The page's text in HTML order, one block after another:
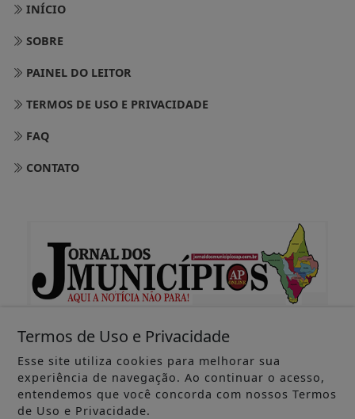
INÍCIO
SOBRE
PAINEL DO LEITOR
TERMOS DE USO E PRIVACIDADE
FAQ
CONTATO
@ 2025 JORNAL DOS MUNICÍPIOS - TODOS OS DIREITOS
Termos de Uso e Privacidade
Esse site utiliza cookies para melhorar sua
experiência de navegação. Ao continuar o acesso,
entendemos que você concorda com nossos Termos
de Uso e Privacidade.